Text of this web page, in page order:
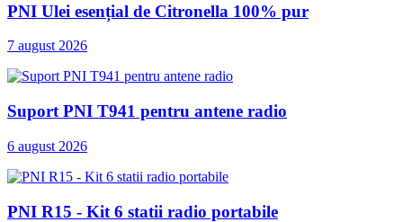
PNI Ulei esențial de Citronella 100% pur
7 august 2026
Suport PNI T941 pentru antene radio
6 august 2026
PNI R15 - Kit 6 statii radio portabile